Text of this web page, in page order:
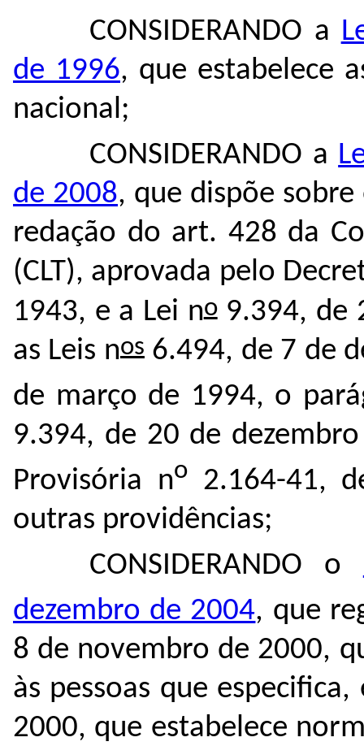
CONSIDERANDO a
de 1996, que estabelece
nacional;
CONSIDERANDO a
de 2008, que dispõe
redação do art. 428 da
(CLT), aprovada pelo
1943, e a Lei no9.394, de
as Leis nos6.494, de 7 de
de março de 1994, o
9.394, de 20 de
Provisória no2.164-41,
outras providências;
CONSIDERANDO o
dezembro de 2004, que
8 de novembro de 2000,
às pessoas que
2000, que estabelece